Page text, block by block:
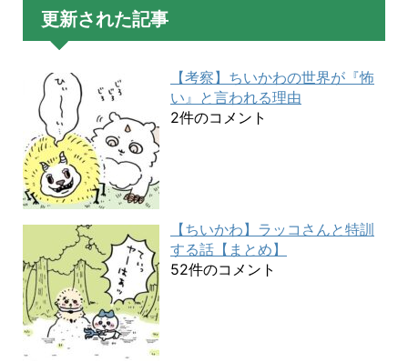
更新された記事
【考察】ちいかわの世界が『怖
い』と言われる理由
2件のコメント
【ちいかわ】ラッコさんと特訓
する話【まとめ】
52件のコメント